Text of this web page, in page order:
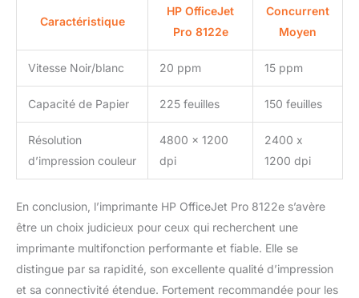
Caractéristique
HP OfficeJet
Pro 8122e
Concurrent
Moyen
Vitesse Noir/blanc 20 ppm 15 ppm
Capacité de Papier 225 feuilles 150 feuilles
Résolution
d’impression couleur
4800 x 1200
dpi
2400 x
1200 dpi
En conclusion, l’imprimante HP OfficeJet Pro 8122e s’avère
être un choix judicieux pour ceux qui recherchent une
imprimante multifonction performante et fiable. Elle se
distingue par sa rapidité, son excellente qualité d’impression
et sa connectivité étendue. Fortement recommandée pour les